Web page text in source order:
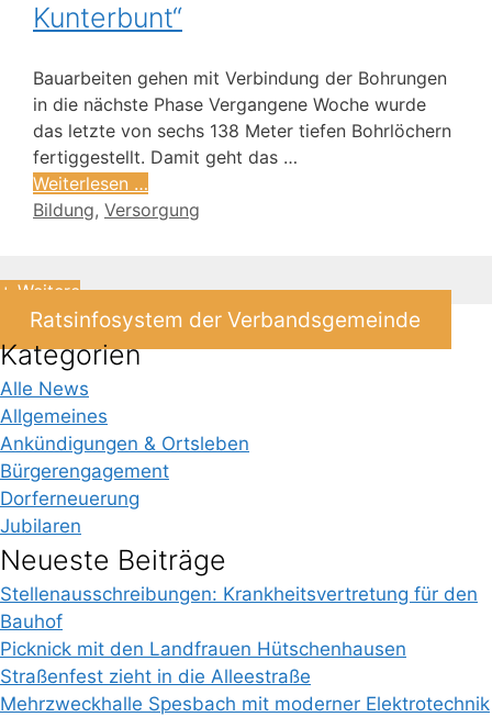
Kunterbunt“
Bauarbeiten gehen mit Verbindung der Bohrungen
in die nächste Phase Vergangene Woche wurde
das letzte von sechs 138 Meter tiefen Bohrlöchern
fertiggestellt. Damit geht das …
Weiterlesen …
Bildung, Versorgung
+ Weitere
Ratsinfosystem der Verbandsgemeinde
Kategorien
Alle News
Allgemeines
Ankündigungen & Ortsleben
Bürgerengagement
Dorferneuerung
Jubilaren
Neueste Beiträge
Stellenausschreibungen: Krankheitsvertretung für den
Bauhof
Picknick mit den Landfrauen Hütschenhausen
Straßenfest zieht in die Alleestraße
Mehrzweckhalle Spesbach mit moderner Elektrotechnik